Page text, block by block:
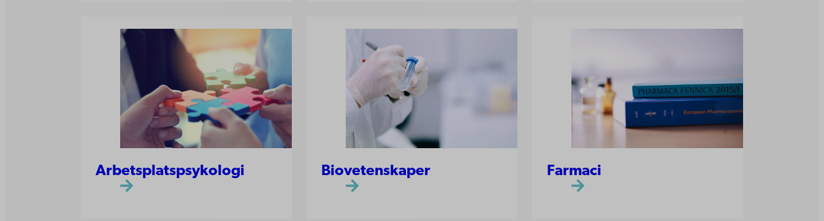
Arbetsplatspsykologi Biovetenskaper Farmaci